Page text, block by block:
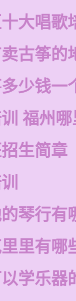
大唱歌
古筝的
少钱一
福州
生简章
琴行有
里有哪
学乐器